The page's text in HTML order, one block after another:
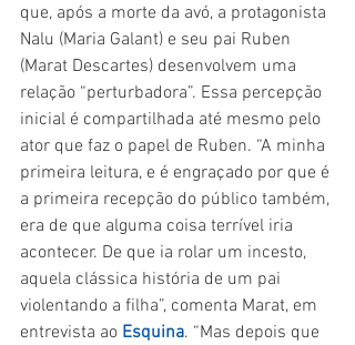
que, após a morte da avó, a protagonista
Nalu (Maria Galant) e seu pai Ruben
(Marat Descartes) desenvolvem uma
relação “perturbadora”. Essa percepção
inicial é compartilhada até mesmo pelo
ator que faz o papel de Ruben. “A minha
primeira leitura, e é engraçado por que é
a primeira recepção do público também,
era de que alguma coisa terrível iria
acontecer. De que ia rolar um incesto,
aquela clássica história de um pai
violentando a filha”, comenta Marat, em
entrevista ao Esquina. “Mas depois que